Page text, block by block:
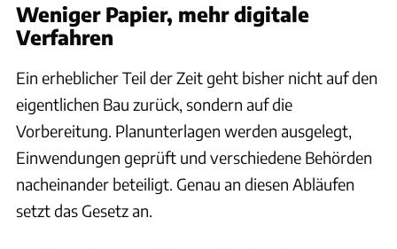
Weniger Papier, mehr digitale
Verfahren
Ein erheblicher Teil der Zeit geht bisher nicht auf den
eigentlichen Bau zurück, sondern auf die
Vorbereitung. Planunterlagen werden ausgelegt,
Einwendungen geprüft und verschiedene Behörden
nacheinander beteiligt. Genau an diesen Abläufen
setzt das Gesetz an.